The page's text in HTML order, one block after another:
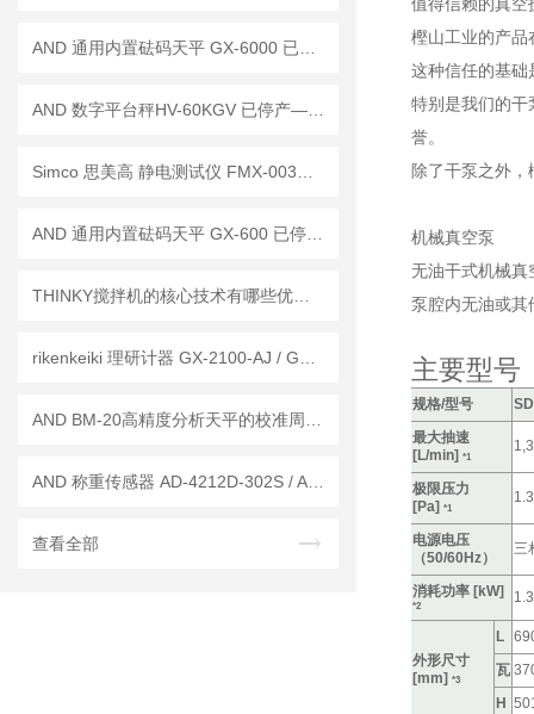
查看全部
樫山工业的产品
这种信任的基础
特别是我们的干
誉。
除了干泵之外
机械真空泵
无油干式机械真
泵腔内无油或其
主要型号
规格/型号
最大抽速
[L/min] *1
极限压力
[Pa] *1
1.3
电源电压
（50/60Hz）
三
消耗功率 [kW]
*2
1.3
外形尺寸
[mm] *3
L
瓦
H